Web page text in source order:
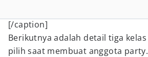
[/caption]
Berikutnya adalah detail tiga
pilih saat membuat anggota party.